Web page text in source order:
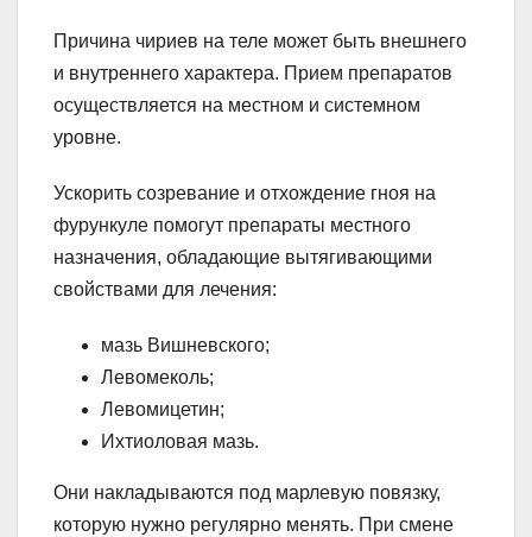
Причина чириев на теле может быть внешнего
и внутреннего характера. Прием препаратов
осуществляется на местном и системном
уровне.
Ускорить созревание и отхождение гноя на
фурункуле помогут препараты местного
назначения, обладающие вытягивающими
свойствами для лечения:
мазь Вишневского;
Левомеколь;
Левомицетин;
Ихтиоловая мазь.
Они накладываются под марлевую повязку,
которую нужно регулярно менять. При смене